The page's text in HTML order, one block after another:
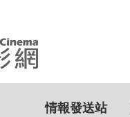
情報發送站